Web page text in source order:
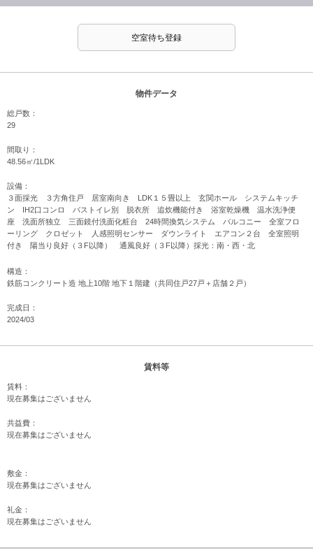
空室待ち登録
物件データ
総戸数：
29
間取り：
48.56㎡/1LDK
設備：
３面採光 ３方角住戸 居室南向き LDK１５畳以上 玄関ホール システムキッチ
ン IH2口コンロ バストイレ別 脱衣所 追炊機能付き 浴室乾燥機 温水洗浄便
座 洗面所独立 三面鏡付洗面化粧台 24時間換気システム バルコニー 全室フロ
ーリング クロゼット 人感照明センサー ダウンライト エアコン２台 全室照明
付き 陽当り良好（３F以降） 通風良好（３F以降）採光：南・西・北
構造：
鉄筋コンクリート造 地上10階 地下１階建（共同住戸27戸＋店舗２戸）
完成日：
2024/03
賃料等
賃料：
現在募集はございません
共益費：
現在募集はございません
敷金：
現在募集はございません
礼金：
現在募集はございません